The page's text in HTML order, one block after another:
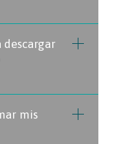
descargar
mis